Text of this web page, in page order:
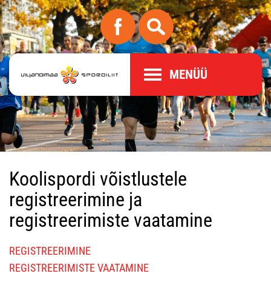
MENÜÜ
Koolispordi võistlustele
registreerimine ja
registreerimiste vaatamine
REGISTREERIMINE
REGISTREERIMISTE VAATAMINE